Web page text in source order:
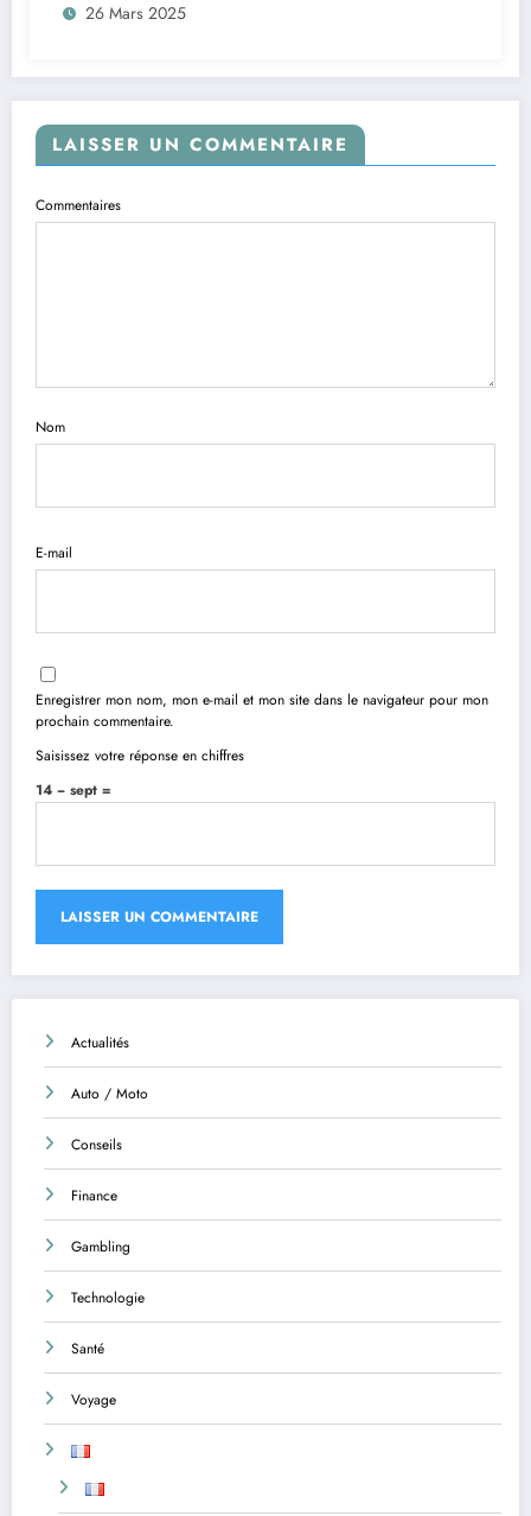
26 Mars 2025
LAISSER UN COMMENTAIRE
Commentaires
Nom
E-mail
Enregistrer mon nom, mon e-mail et mon site dans le navigateur pour mon
prochain commentaire.
Saisissez votre réponse en chiffres
14 − sept =
Actualités
Auto / Moto
Conseils
Finance
Gambling
Technologie
Santé
Voyage